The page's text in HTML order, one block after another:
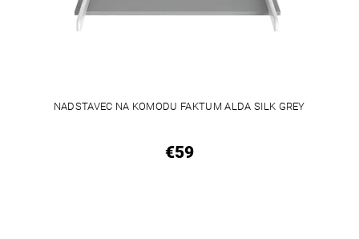
NADSTAVEC NA KOMODU FAKTUM ALDA SILK GREY
€59